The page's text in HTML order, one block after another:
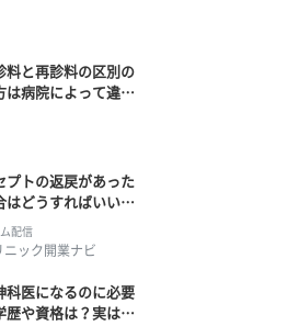
料と再診料の区別の
は病院によって違
プトの返戻があった
はどうすればいい？
プロセスとは？
配信
ニック開業ナビ
科医になるのに必要
歴や資格は？実は学